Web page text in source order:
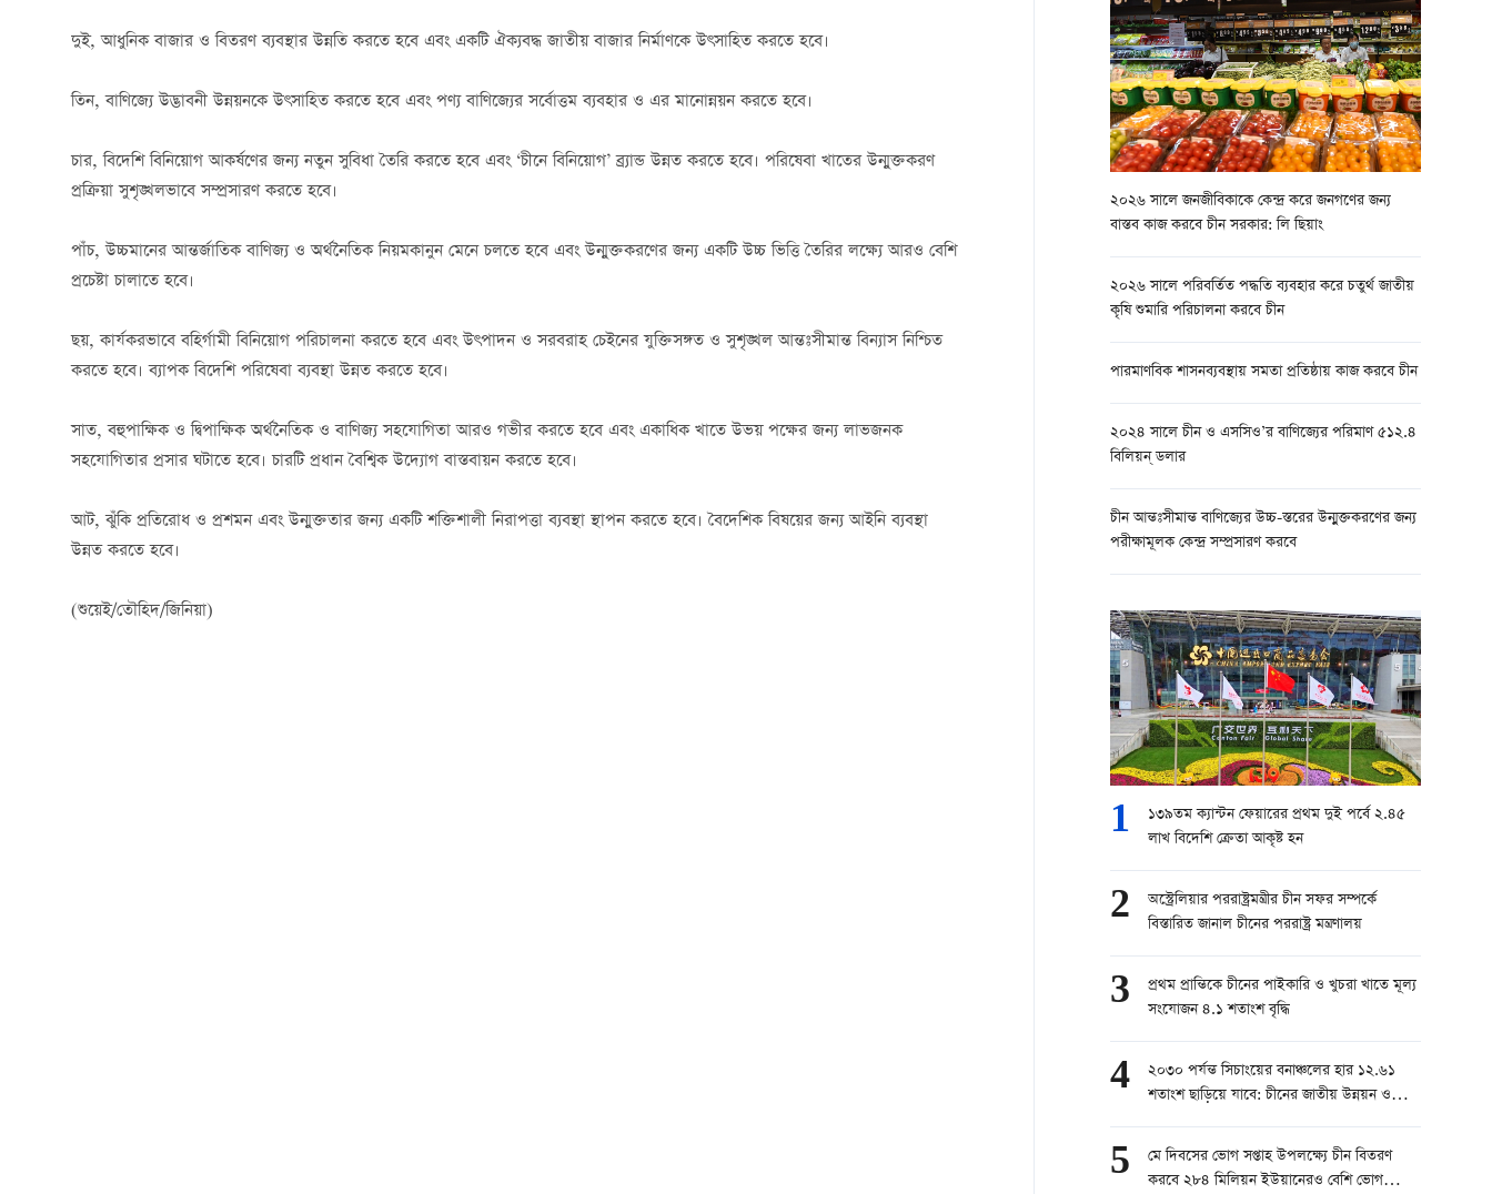
দুই, আধুনিক বাজার ও বিতরণ ব্যবস্থার উন্নতি করতে হবে এবং একটি ঐক্যবদ্ধ জাতীয় বাজার নির্মাণকে উৎসাহিত করতে হবে।
তিন, বাণিজ্যে উদ্ভাবনী উন্নয়নকে উৎসাহিত করতে হবে এবং পণ্য বাণিজ্যের সর্বোত্তম ব্যবহার ও এর মানোন্নয়ন করতে হবে।
চার, বিদেশি বিনিয়োগ আকর্ষণের জন্য নতুন সুবিধা তৈরি করতে হবে এবং ‘চীনে বিনিয়োগ’ ব্র্যান্ড উন্নত করতে হবে। পরিষেবা খাতের উন্মুক্তকরণ
প্রক্রিয়া সুশৃঙ্খলভাবে সম্প্রসারণ করতে হবে।
পাঁচ, উচ্চমানের আন্তর্জাতিক বাণিজ্য ও অর্থনৈতিক নিয়মকানুন মেনে চলতে হবে এবং উন্মুক্তকরণের জন্য একটি উচ্চ ভিত্তি তৈরির লক্ষ্যে আরও বেশি
প্রচেষ্টা চালাতে হবে।
ছয়, কার্যকরভাবে বহির্গামী বিনিয়োগ পরিচালনা করতে হবে এবং উৎপাদন ও সরবরাহ চেইনের যুক্তিসঙ্গত ও সুশৃঙ্খল আন্তঃসীমান্ত বিন্যাস নিশ্চিত
করতে হবে। ব্যাপক বিদেশি পরিষেবা ব্যবস্থা উন্নত করতে হবে।
সাত, বহুপাক্ষিক ও দ্বিপাক্ষিক অর্থনৈতিক ও বাণিজ্য সহযোগিতা আরও গভীর করতে হবে এবং একাধিক খাতে উভয় পক্ষের জন্য লাভজনক
সহযোগিতার প্রসার ঘটাতে হবে। চারটি প্রধান বৈশ্বিক উদ্যোগ বাস্তবায়ন করতে হবে।
আট, ঝুঁকি প্রতিরোধ ও প্রশমন এবং উন্মুক্ততার জন্য একটি শক্তিশালী নিরাপত্তা ব্যবস্থা স্থাপন করতে হবে। বৈদেশিক বিষয়ের জন্য আইনি ব্যবস্থা
উন্নত করতে হবে।
(শুয়েই/তৌহিদ/জিনিয়া)
২০২৬ সালে জনজীবিকাকে কেন্দ্র করে জনগণের জন্য
বাস্তব কাজ করবে চীন সরকার: লি ছিয়াং
২০২৬ সালে পরিবর্তিত পদ্ধতি ব্যবহার করে চতুর্থ জাতীয়
কৃষি শুমারি পরিচালনা করবে চীন
পারমাণবিক শাসনব্যবস্থায় সমতা প্রতিষ্ঠায় কাজ করবে চীন
২০২৪ সালে চীন ও এসসিও’র বাণিজ্যের পরিমাণ ৫১২.৪
বিলিয়ন্ ডলার
চীন আন্তঃসীমান্ত বাণিজ্যের উচ্চ-স্তরের উন্মুক্তকরণের জন্য
পরীক্ষামূলক কেন্দ্র সম্প্রসারণ করবে
1
১৩৯তম ক্যান্টন ফেয়ারের প্রথম দুই পর্বে ২.৪৫
লাখ বিদেশি ক্রেতা আকৃষ্ট হন
2
অস্ট্রেলিয়ার পররাষ্ট্রমন্ত্রীর চীন সফর সম্পর্কে
বিস্তারিত জানাল চীনের পররাষ্ট্র মন্ত্রণালয়
3
প্রথম প্রান্তিকে চীনের পাইকারি ও খুচরা খাতে মূল্য
সংযোজন ৪.১ শতাংশ বৃদ্ধি
4
২০৩০ পর্যন্ত সিচাংয়ের বনাঞ্চলের হার ১২.৬১
শতাংশ ছাড়িয়ে যাবে: চীনের জাতীয় উন্নয়ন ও
5
মে দিবসের ভোগ সপ্তাহ উপলক্ষ্যে চীন বিতরণ
করবে ২৮৪ মিলিয়ন ইউয়ানেরও বেশি ভোগ